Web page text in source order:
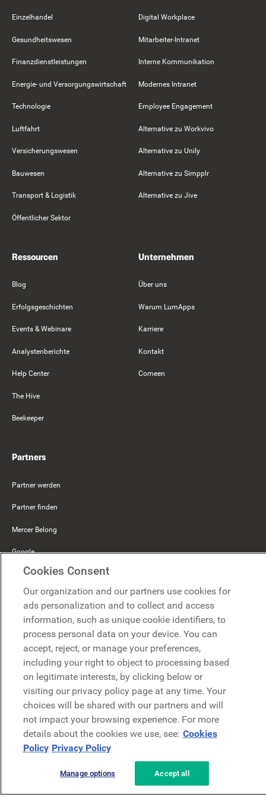
Einzelhandel
Gesundheitswesen
Finanzdienstleistungen
Energie- und Versorgungswirtschaft
Technologie
Luftfahrt
Versicherungswesen
Bauwesen
Transport & Logistik
Öffentlicher Sektor
Digital Workplace
Mitarbeiter-Intranet
Interne Kommunikation
Modernes Intranet
Employee Engagement
Alternative zu Workvivo
Alternative zu Unily
Alternative zu Simpplr
Alternative zu Jive
Ressourcen
Blog
Erfolgsgeschichten
Events & Webinare
Analystenberichte
Help Center
The Hive
Beekeeper
Unternehmen
Über uns
Warum LumApps
Karriere
Kontakt
Comeen
Partners
Partner werden
Partner finden
Mercer Belong
Google
Microsoft
Demo anfragen
Demo anfragen
Kontakt
Kontakt
Datenschutzerklärung
Cookies Consent
Our organization and our partners use cookies for
ads personalization and to collect and access
information, such as unique cookie identifiers, to
process personal data on your device. You can
accept, reject, or manage your preferences,
including your right to object to processing based
on legitimate interests, by clicking below or
visiting our privacy policy page at any time. Your
choices will be shared with our partners and will
not impact your browsing experience. For more
details about the cookies we use, see: Cookies
Policy Privacy Policy
Manage options Accept all